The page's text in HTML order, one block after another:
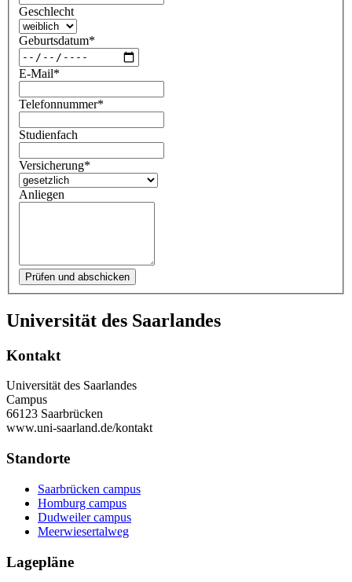
Geschlecht
Geburtsdatum*
E-Mail*
Telefonnummer*
Studienfach
Versicherung*
Anliegen
Universität des Saarlandes
Kontakt
Universität des Saarlandes
Campus
66123 Saarbrücken
www.uni-saarland.de/kontakt
Standorte
Saarbrücken campus
Homburg campus
Dudweiler campus
Meerwiesertalweg
Lagepläne